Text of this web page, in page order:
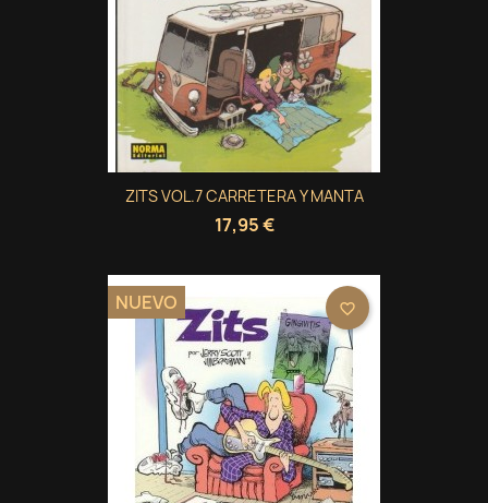
ZITS VOL.7 CARRETERA Y MANTA
17,95 €
NUEVO favorite_border